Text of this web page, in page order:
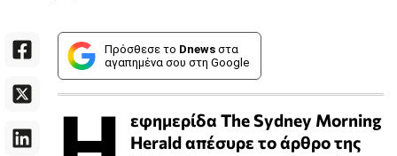
Πρόσθεσε το Dnews στα
αγαπημένα σου στη Google
εφημερίδα The Sydney Morning
Herald απέσυρε το άρθρο της